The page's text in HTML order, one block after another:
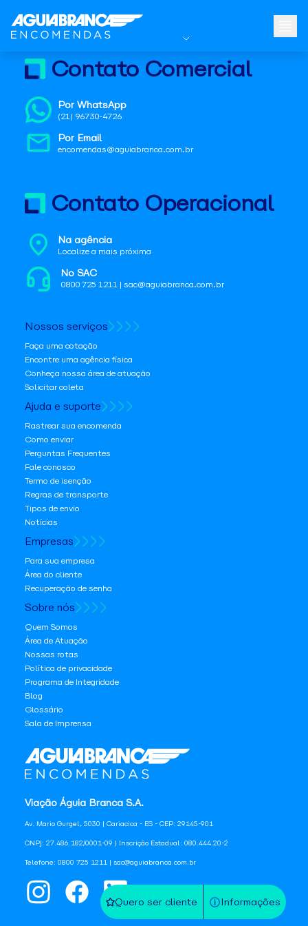
Quero ser cliente Informações
Viação Águia Branca S.A.
Av. Mario Gurgel, 5030 | Cariacica - ES - CEP: 29145-901
CNPJ: 27.486.182/0001-09 | Inscrição Estadual: 080.444.20-2
Telefone: 0800 725 1211 | sac@aguiabranca.com.br
Contato Comercial
Por WhatsApp
(21) 96730-4726
Por Email
encomendas@aguiabranca.com.br
Contato Operacional
Na agência
Localize a mais próxima
No SAC
0800 725 1211 | sac@aguiabranca.com.br
Nossos serviços
Faça uma cotação
Encontre uma agência física
Conheça nossa área de atuação
Solicitar coleta
Ajuda e suporte
Rastrear sua encomenda
Como enviar
Perguntas Frequentes
Fale conosco
Termo de isenção
Regras de transporte
Tipos de envio
Notícias
Empresas
Para sua empresa
Área do cliente
Recuperação de senha
Sobre nós
Quem Somos
Área de Atuação
Nossas rotas
Política de privacidade
Programa de Integridade
Blog
Glossário
Sala de Imprensa